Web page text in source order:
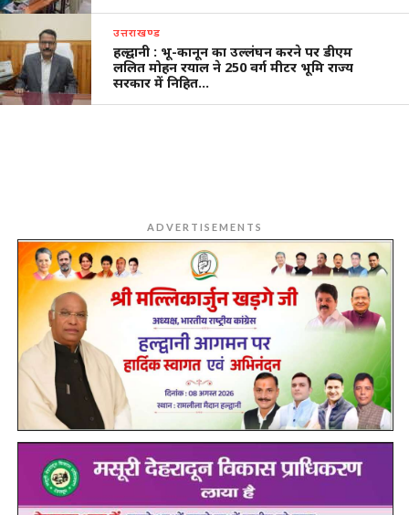
उत्तराखण्ड
हल्द्वानी : भू-कानून का उल्लंघन करने पर डीएम
ललित मोहन रयाल ने 250 वर्ग मीटर भूमि राज्य
सरकार में निहित…
ADVERTISEMENTS